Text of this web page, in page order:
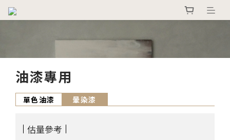
油漆專用
單色油漆 暈染漆
估量參考